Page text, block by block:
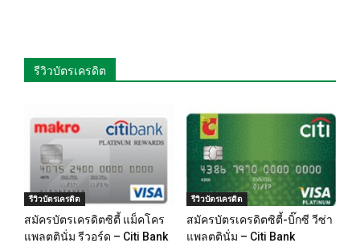
รีวิวบัตรเครดิต
รีวิวบัตรเครดิต
สมัครบัตรเครดิตซิตี้ แม็คโคร
แพลตตินั่ม รีวอร์ด – Citi Bank
รีวิวบัตรเครดิต
สมัครบัตรเครดิตซิตี้-บิ๊กซี วีซ่า
แพลตตินั่ม – Citi Bank